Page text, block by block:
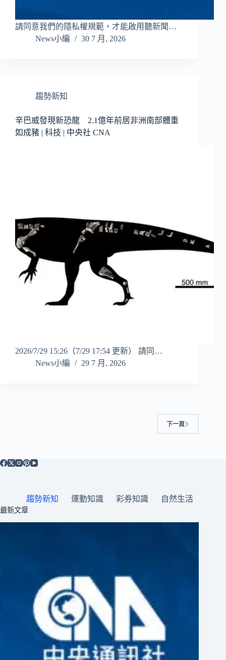
請同意我們的隱私權規範，才能啟用聽新聞…
News小編
30 7 月, 2026
趨勢新知
辛巴威發現新恐龍 2.1億年前居非洲南部體重
如成豬 | 科技 | 中央社 CNA
2026/7/29 15:26（7/29 17:54 更新） 請同…
News小編
29 7 月, 2026
下一頁
趨勢新知 運動知識 彩券知識 自然生活
最新文章